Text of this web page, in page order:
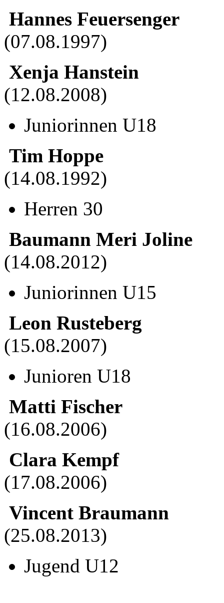
Hannes Feuersenger
(07.08.1997)
Xenja Hanstein
(12.08.2008)
Juniorinnen U18
Tim Hoppe
(14.08.1992)
Herren 30
Baumann Meri Joline
(14.08.2012)
Juniorinnen U15
Leon Rusteberg
(15.08.2007)
Junioren U18
Matti Fischer
(16.08.2006)
Clara Kempf
(17.08.2006)
Vincent Braumann
(25.08.2013)
Jugend U12